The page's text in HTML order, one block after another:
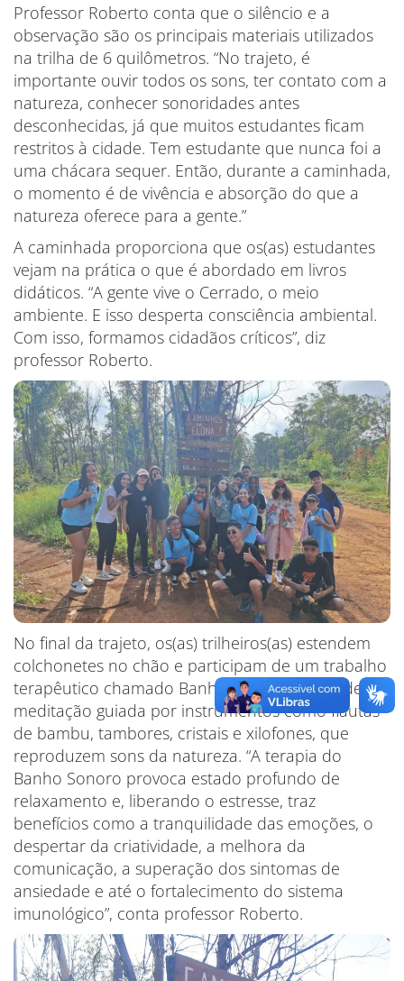
Professor Roberto conta que o silêncio e a
observação são os principais materiais utilizados
na trilha de 6 quilômetros. “No trajeto, é
importante ouvir todos os sons, ter contato com a
natureza, conhecer sonoridades antes
desconhecidas, já que muitos estudantes ficam
restritos à cidade. Tem estudante que nunca foi a
uma chácara sequer. Então, durante a caminhada,
o momento é de vivência e absorção do que a
natureza oferece para a gente.”
A caminhada proporciona que os(as) estudantes
vejam na prática o que é abordado em livros
didáticos. “A gente vive o Cerrado, o meio
ambiente. E isso desperta consciência ambiental.
Com isso, formamos cidadãos críticos”, diz
professor Roberto.
No final da trajeto, os(as) trilheiros(as) estendem
colchonetes no chão e participam de um trabalho
terapêutico chamado Banho Sonoro, forma de
meditação guiada por instrumentos como flautas
de bambu, tambores, cristais e xilofones, que
reproduzem sons da natureza. “A terapia do
Banho Sonoro provoca estado profundo de
relaxamento e, liberando o estresse, traz
benefícios como a tranquilidade das emoções, o
despertar da criatividade, a melhora da
comunicação, a superação dos sintomas de
ansiedade e até o fortalecimento do sistema
imunológico”, conta professor Roberto.